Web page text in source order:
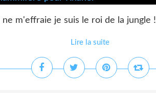
m'effraie je suis le roi de la jungle !
Lire la suite